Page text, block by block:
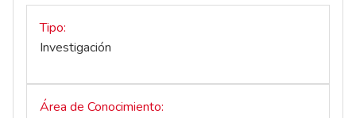
Tipo
Investigación
Área de Conocimiento